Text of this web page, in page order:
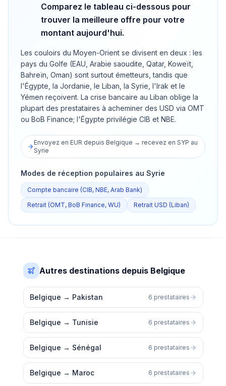
Comparez le tableau ci-dessous pour
trouver la meilleure offre pour votre
montant aujourd'hui.
Les couloirs du Moyen-Orient se divisent en deux : les
pays du Golfe (EAU, Arabie saoudite, Qatar, Koweït,
Bahreïn, Oman) sont surtout émetteurs, tandis que
l'Égypte, la Jordanie, le Liban, la Syrie, l'Irak et le
Yémen reçoivent. La crise bancaire au Liban oblige la
plupart des prestataires à acheminer des USD via OMT
ou BoB Finance; l'Égypte privilégie CIB et NBE.
Envoyez en EUR depuis Belgique → recevez en SYP au
Syrie
Modes de réception populaires au Syrie
Compte bancaire (CIB, NBE, Arab Bank)
Retrait (OMT, BoB Finance, WU)
Retrait USD (Liban)
Autres destinations depuis Belgique
Belgique → Pakistan 6 prestataires
Belgique → Tunisie 6 prestataires
Belgique → Sénégal 6 prestataires
Belgique → Maroc 6 prestataires